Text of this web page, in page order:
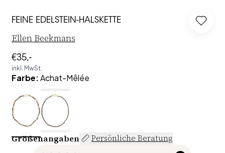
FEINE EDELSTEIN-HALSKETTE Log
Ellen Beekmans
€35,-
inkl. MwSt.
Farbe:Achat-Mêlée
Größenangaben Persönliche Beratung